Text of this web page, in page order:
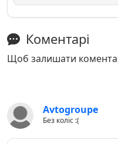
Коментарі
Щоб залишати
Avtogroupe
Без коліс :(